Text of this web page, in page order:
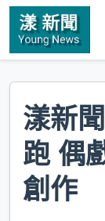
漾新
跑 偶
創作